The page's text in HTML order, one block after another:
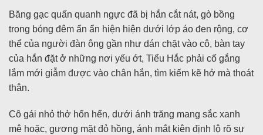
Băng gạc quấn quanh ngực đã bị hắn cắt nát, gò bồng
trong bóng đêm ẩn ẩn hiện hiện dưới lớp áo đen rộng, cơ
thể của người đàn ông gần như dán chặt vào cô, bàn tay
của hắn đặt ở những nơi yếu ớt, Tiểu Hắc phải cố gắng
lắm mới giẫm được vào chân hắn, tìm kiếm kẽ hở mà thoát
thân.
Cô gái nhỏ thở hổn hển, dưới ánh trăng mang sắc xanh
mê hoặc, gương mặt đỏ hồng, ánh mắt kiên định lộ rõ sự